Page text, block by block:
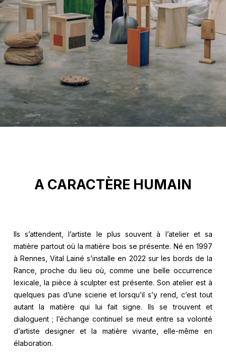
A CARACTÈRE HUMAIN
Ils s’attendent, l’artiste le plus souvent à l’atelier et sa
matière partout où la matière bois se présente. Né en 1997
à Rennes, Vital Lainé s’installe en 2022 sur les bords de la
Rance, proche du lieu où, comme une belle occurrence
lexicale, la pièce à sculpter est présente. Son atelier est à
quelques pas d’une scierie et lorsqu’il s’y rend, c’est tout
autant la matière qui lui fait signe. Ils se trouvent et
dialoguent ; l’échange continuel se meut entre sa volonté
d’artiste designer et la matière vivante, elle-même en
élaboration.